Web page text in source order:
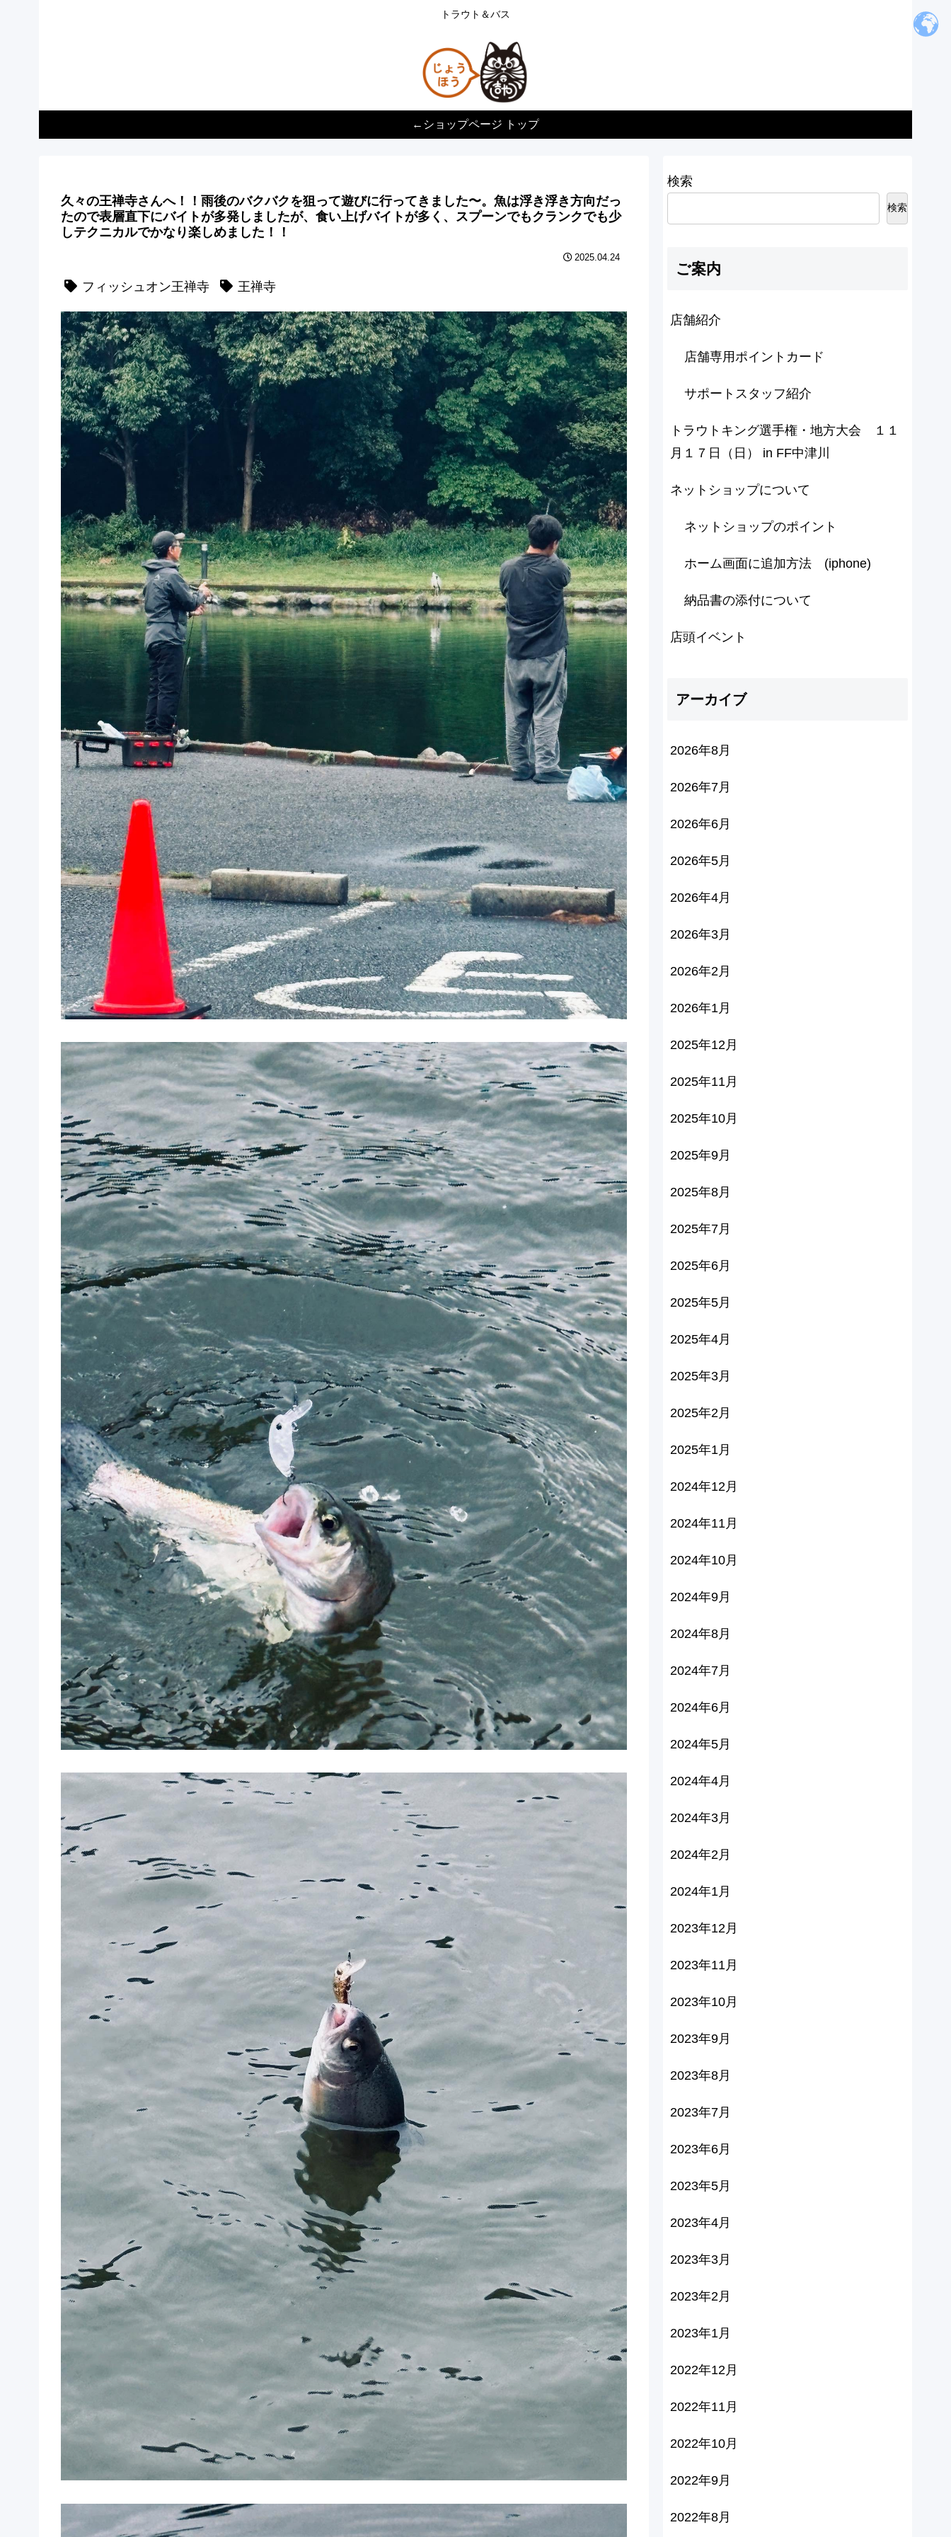
トラウト＆バス
←ショップページ トップ
久々の王禅寺さんへ！！雨後のバクバクを狙って遊びに行ってきました〜。魚は浮き浮き方向だっ
たので表層直下にバイトが多発しましたが、食い上げバイトが多く、スプーンでもクランクでも少
しテクニカルでかなり楽しめました！！
2025.04.24
フィッシュオン王禅寺 王禅寺
検索
検索
ご案内
店舗紹介
店舗専用ポイントカード
サポートスタッフ紹介
トラウトキング選手権・地方大会 １１
月１７日（日） in FF中津川
ネットショップについて
ネットショップのポイント
ホーム画面に追加方法 (iphone)
納品書の添付について
店頭イベント
アーカイブ
2026年8月
2026年7月
2026年6月
2026年5月
2026年4月
2026年3月
2026年2月
2026年1月
2025年12月
2025年11月
2025年10月
2025年9月
2025年8月
2025年7月
2025年6月
2025年5月
2025年4月
2025年3月
2025年2月
2025年1月
2024年12月
2024年11月
2024年10月
2024年9月
2024年8月
2024年7月
2024年6月
2024年5月
2024年4月
2024年3月
2024年2月
2024年1月
2023年12月
2023年11月
2023年10月
2023年9月
2023年8月
2023年7月
2023年6月
2023年5月
2023年4月
2023年3月
2023年2月
2023年1月
2022年12月
2022年11月
2022年10月
2022年9月
2022年8月